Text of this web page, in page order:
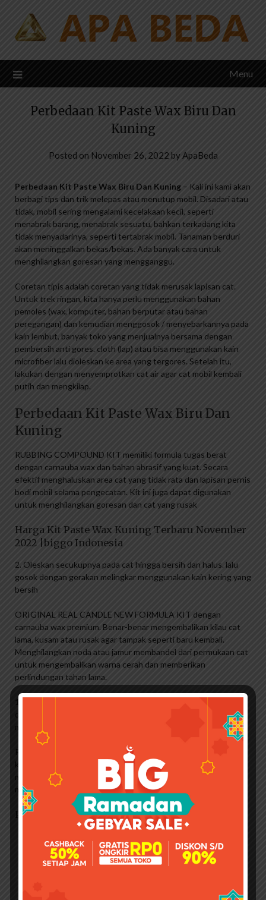
content
Menu
Perbedaan Kit Paste Wax Biru Dan
Kuning
Posted on November 26, 2022 byApaBeda
Perbedaan Kit Paste Wax Biru Dan Kuning – Kali ini kami akan
berbagi tips dan trik melepas atau menutup mobil. Disadari atau
tidak, mobil sering mengalami kecelakaan kecil, seperti
menabrak barang, menabrak sesuatu, bahkan terkadang kita
tidak menyadarinya, seperti tertabrak mobil. Tanaman berduri
akan meninggalkan bekas/bekas. Ada banyak cara untuk
menghilangkan goresan yang mengganggu.
Coretan tipis adalah coretan yang tidak merusak lapisan cat.
Untuk trek ringan, kita hanya perlu menggunakan bahan
pemoles (wax, komputer, bahan berputar atau bahan
peregangan) dan kemudian menggosok / menyebarkannya pada
kain lembut, banyak toko yang menjualnya bersama dengan
pembersih anti gores. cloth (lap) atau bisa menggunakan kain
microfiber lalu dioleskan ke area yang tergores. Setelah itu,
lakukan dengan menyemprotkan cat air agar cat mobil kembali
putih dan mengkilap.
Perbedaan Kit Paste Wax Biru Dan
Kuning
RUBBING COMPOUND KIT memiliki formula tugas berat
dengan carnauba wax dan bahan abrasif yang kuat. Secara
efektif menghaluskan area cat yang tidak rata dan lapisan pernis
bodi mobil selama pengecatan. Kit ini juga dapat digunakan
untuk menghilangkan goresan dan cat yang rusak
Harga Kit Paste Wax Kuning Terbaru November
2022 |biggo Indonesia
2. Oleskan secukupnya pada cat hingga bersih dan halus. lalu
gosok dengan gerakan melingkar menggunakan kain kering yang
bersih
ORIGINAL REAL CANDLE NEW FORMULA KIT dengan
carnauba wax premium. Benar-benar mengembalikan kilau cat
lama, kusam atau rusak agar tampak seperti baru kembali.
Menghilangkan noda atau jamur membandel dari permukaan cat
untuk mengembalikan warna cerah dan memberikan
perlindungan tahan lama.
melingkar menggunakan kain kering yang bersih
Penggunaan set di atas dapat digunakan untuk semua jenis
kendaraan. Untuk hasil terbaik pada mobil metalik, Anda bisa
menggunakan METALLIC PASTE WAX KIT. Terima kasih telah
mengunjungi blog ini, semoga tipsnya bermanfaat
Perbedaan Kit Restorative Dan Original